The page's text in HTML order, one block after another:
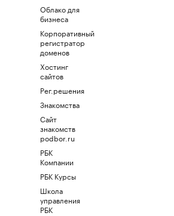
Облако для
бизнеса
Корпоративный
регистратор
доменов
Хостинг
сайтов
Рег.решения
Знакомства
Сайт
знакомств
podbor.ru
РБК
Компании
РБК Курсы
Школа
управления
РБК